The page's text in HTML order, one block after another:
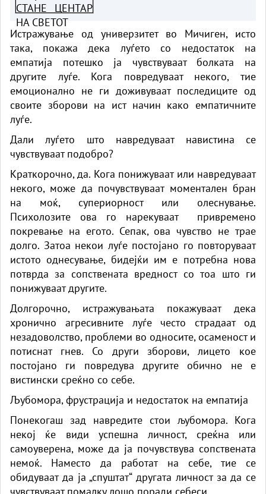
Истражување од универзитет во Мичиген, исто
така, покажа дека луѓето со недостаток на
емпатија потешко ја чувствуваат болката на
другите луѓе. Кога повредуваат некого, тие
емоционално не ги доживуваат последиците од
своите зборови на ист начин како емпатичните
луѓе.
Дали луѓето што навредуваат навистина се
чувствуваат подобро?
Краткорочно, да. Кога понижуваат или навредуваат
некого, може да почувствуваат моментален бран
на моќ, супериорност или олеснување.
Психолозите ова го нарекуваат привремено
покревање на егото. Сепак, ова чувство не трае
долго. Затоа некои луѓе постојано го повторуваат
истото однесување, бидејќи им е потребна нова
потврда за сопствената вредност со тоа што ги
понижуваат другите.
Долгорочно, истражувањата покажуваат дека
хронично агресивните луѓе често страдаат од
незадоволство, проблеми во односите, осаменост и
потиснат гнев. Со други зборови, лицето кое
постојано ги повредува другите обично не е
вистински среќно со себе.
Љубомора, фрустрација и недостаток на емпатија
Понекогаш зад навредите стои љубомора. Кога
некој ќе види успешна личност, среќна или
самоуверена, може да ја почувствува сопствената
немоќ. Наместо да работат на себе, тие се
обидуваат да ја „спуштат“ другата личност за да се
чувствуваат помалку лошо поради себеси.